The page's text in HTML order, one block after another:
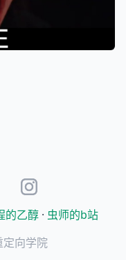
instagram
的乙醇 · 虫师的b站
向学院